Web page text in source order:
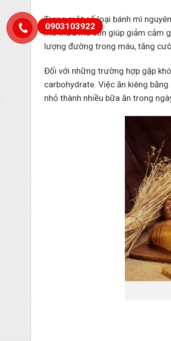
Trong một số loại bánh mì
mỡ thừa mà còn giúp giảm cảm
lượng đường trong máu, tăng
Đối với những trường hợp gặp
carbohydrate. Việc ăn kiêng
nhỏ thành nhiều bữa ăn trong
0903103922